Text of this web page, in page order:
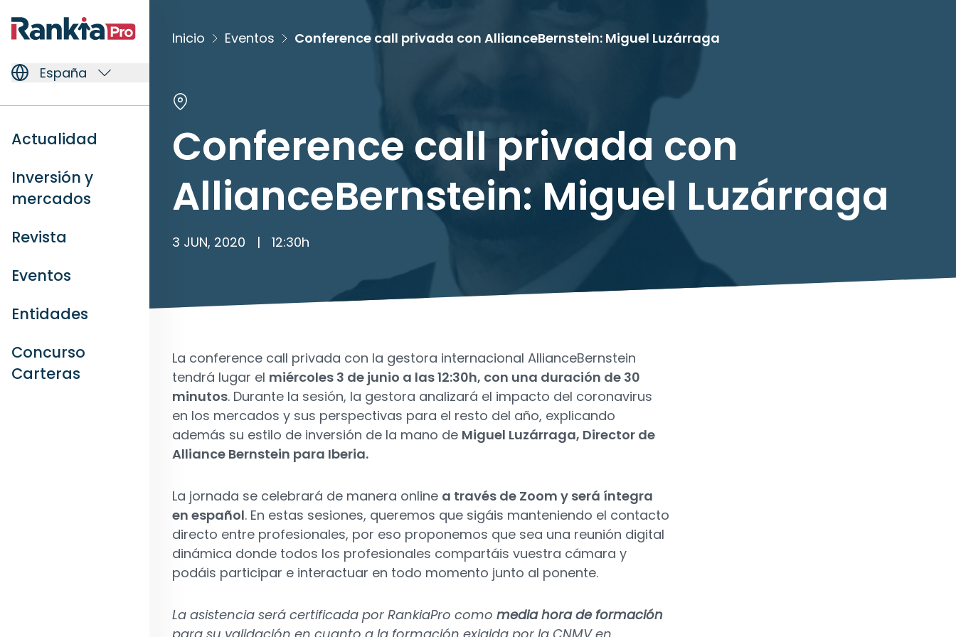
España
Actualidad
Inversión y
mercados
Revista
Eventos
Entidades
Concurso
Carteras
Inicio Eventos Conference call privada con AllianceBernstein: Miguel Luzárraga
Conference call privada con
AllianceBernstein: Miguel Luzárraga
3 JUN, 2020 | 12:30h
La conference call privada con la gestora internacional AllianceBernstein
tendrá lugar el miércoles 3 de junio a las 12:30h, con una duración de 30
minutos. Durante la sesión, la gestora analizará el impacto del coronavirus
en los mercados y sus perspectivas para el resto del año, explicando
además su estilo de inversión de la mano de Miguel Luzárraga, Director de
Alliance Bernstein para Iberia.
La jornada se celebrará de manera online a través de Zoom y será íntegra
en español. En estas sesiones, queremos que sigáis manteniendo el contacto
directo entre profesionales, por eso proponemos que sea una reunión digital
dinámica donde todos los profesionales compartáis vuestra cámara y
podáis participar e interactuar en todo momento junto al ponente.
La asistencia será certificada por RankiaPro como media hora de formación